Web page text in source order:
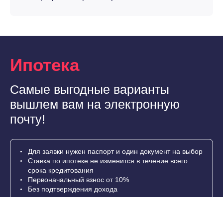
Ипотека
Самые выгодные варианты
вышлем вам на электронную
почту!
Для заявки нужен паспорт и один документ на выбор
Ставка по ипотеке не изменится в течение всего
срока кредитования
Первоначальный взнос от 10%
Без подтверждения дохода